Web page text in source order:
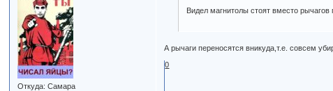
Откуда: Самара
Видел магнитолы стоят вместо
А рычаги переносятся вникуда,т.е. совсем
0